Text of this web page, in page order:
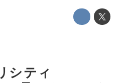
シティ